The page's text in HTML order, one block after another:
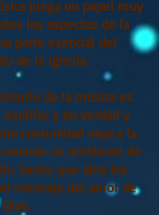
juega un papel muy
los aspectos de la
parte esencial del
de la iglesia.
de la música es
y en verdad y
comunidad vaya a la
un ambiente de
Santo, que abra los
mensaje del amor de
Dios.